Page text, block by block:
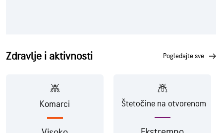
Zdravlje i aktivnosti pogledajte sve
Komarci Štetočine na otvorenom